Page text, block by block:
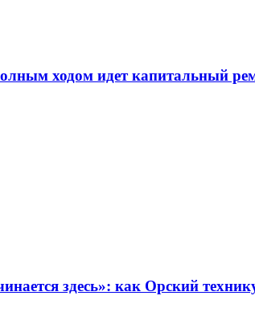
ходом идет капитальный
здесь»: как Орский